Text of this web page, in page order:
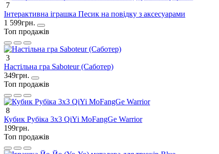
7
Інтерактивна іграшка Песик на повідку з аксесуарами
1 599грн.
Топ продажів
3
Настільна гра Saboteur (Саботер)
349грн.
Топ продажів
8
Кубик Рубіка 3х3 QiYi MoFangGe Warrior
199грн.
Топ продажів